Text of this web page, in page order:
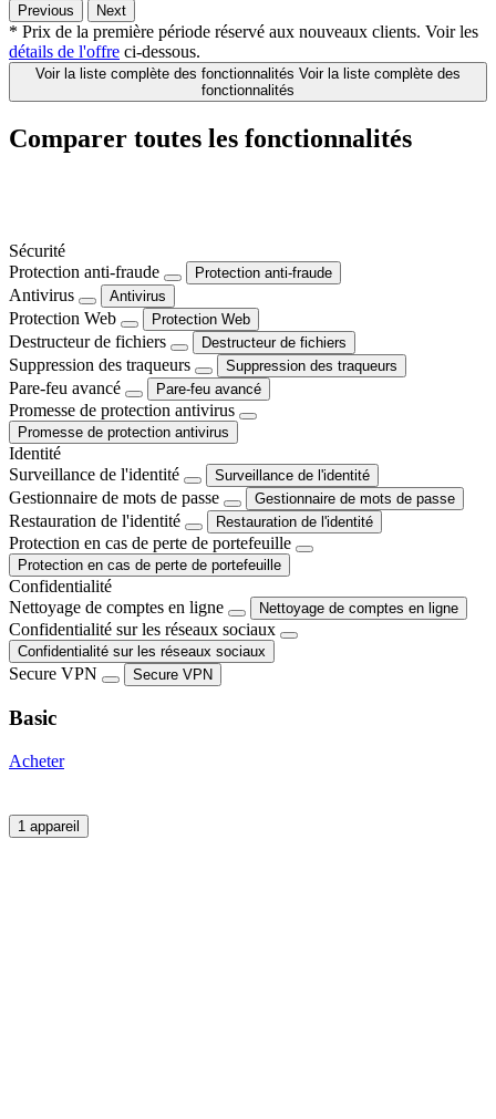
Previous Next
* Prix de la première période réservé aux nouveaux clients. Voir les
détails de l'offre ci-dessous.
Voir la liste complète des fonctionnalités Voir la liste complète des
fonctionnalités
Comparer toutes les fonctionnalités
Sécurité
Protection anti-fraude
Protection anti-fraude
Antivirus Antivirus
Protection Web Protection Web
Destructeur de fichiers Destructeur de fichiers
Suppression des traqueurs Suppression des traqueurs
Pare-feu avancé Pare-feu avancé
Promesse de protection antivirus
Promesse de protection antivirus
Identité
Surveillance de l'identité
Surveillance de l'identité
Gestionnaire de mots de passe Gestionnaire de mots de passe
Restauration de l'identité Restauration de l'identité
Protection en cas de perte de portefeuille
Protection en cas de perte de portefeuille
Confidentialité
Nettoyage de comptes en ligne
Nettoyage de comptes en ligne
Confidentialité sur les réseaux sociaux
Confidentialité sur les réseaux sociaux
Secure VPN Secure VPN
Basic
Acheter
1 appareil